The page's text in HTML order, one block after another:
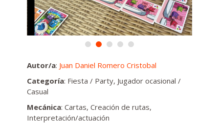
Autor/a: Juan Daniel Romero Cristobal
Categoría: Fiesta / Party, Jugador ocasional /
Casual
Mecánica: Cartas, Creación de rutas,
Interpretación/actuación